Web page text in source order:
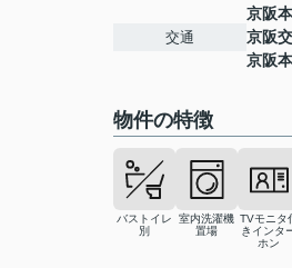
交通
京阪
京阪
京阪
物件の特徴
バストイレ
別
室内洗濯機
置場
TVモニタ
きインタ
ホン